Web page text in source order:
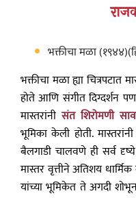
भक्तीचा मळा
भक्तीचा मळा ह्या चित्रपटात
होते आणि संगीत दिग्दर्शन
मास्तरांनीसंत शिरोमणी
भूमिका केली होती.
बैलगाडी चालवणे ही सर्व
मास्तर वृत्तीने अतिशय
यांच्या भूमिकेत ते अगदी